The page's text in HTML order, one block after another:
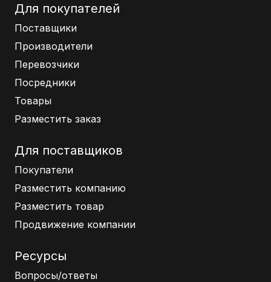
Для покупателей
Поставщики
Производители
Перевозчики
Посредники
Товары
Разместить заказ
Для поставщиков
Покупатели
Разместить компанию
Разместить товар
Продвижение компании
Ресурсы
Вопросы/ответы